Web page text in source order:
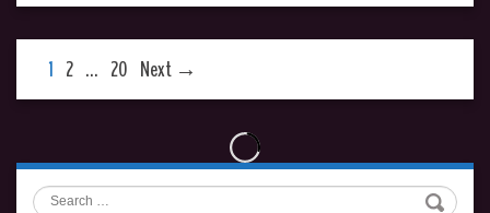
1 2 … 20 Next →
Search